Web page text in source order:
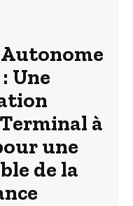
Une
à
une
de la